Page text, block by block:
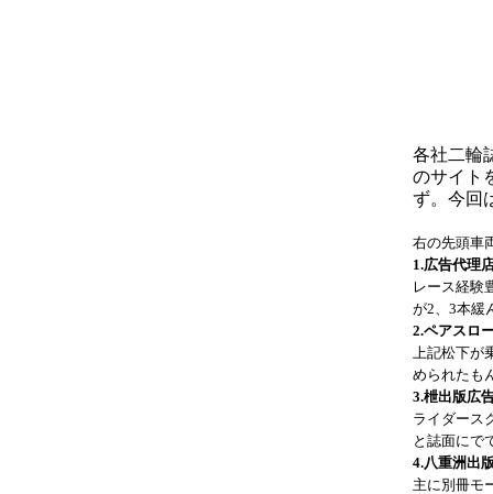
各社二輪
のサイト
ず。今回
右の先頭車
1.広告代理
レース経験
が2、3本緩
2.ペアスロ
上記松下が
められたも
3.枻出版広
ライダース
と誌面にで
4.八重洲出
主に別冊モ